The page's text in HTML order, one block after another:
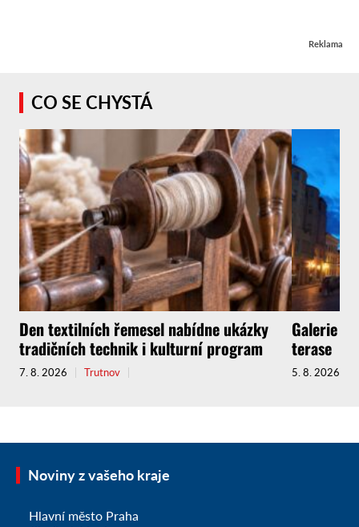
Reklama
CO SE CHYSTÁ
Den textilních řemesel nabídne ukázky
tradičních technik i kulturní program
7. 8. 2026 Trutnov
Galerie
terase
5. 8. 2026
Noviny z vašeho kraje
Hlavní město Praha